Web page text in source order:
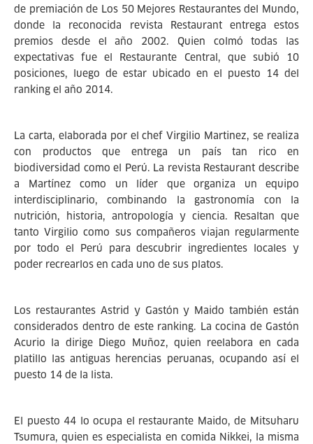
de premiación de Los 50 Mejores Restaurantes del Mundo,
donde la reconocida revista Restaurant entrega estos
premios desde el año 2002. Quien colmó todas las
expectativas fue el Restaurante Central, que subió 10
posiciones, luego de estar ubicado en el puesto 14 del
ranking el año 2014.
La carta, elaborada por el chef Virgilio Martinez, se realiza
con productos que entrega un país tan rico en
biodiversidad como el Perú. La revista Restaurant describe
a Martínez como un líder que organiza un equipo
interdisciplinario, combinando la gastronomía con la
nutrición, historia, antropología y ciencia. Resaltan que
tanto Virgilio como sus compañeros viajan regularmente
por todo el Perú para descubrir ingredientes locales y
poder recrearlos en cada uno de sus platos.
Los restaurantes Astrid y Gastón y Maido también están
considerados dentro de este ranking. La cocina de Gastón
Acurio la dirige Diego Muñoz, quien reelabora en cada
platillo las antiguas herencias peruanas, ocupando así el
puesto 14 de la lista.
El puesto 44 lo ocupa el restaurante Maido, de Mitsuharu
Tsumura, quien es especialista en comida Nikkei, la misma